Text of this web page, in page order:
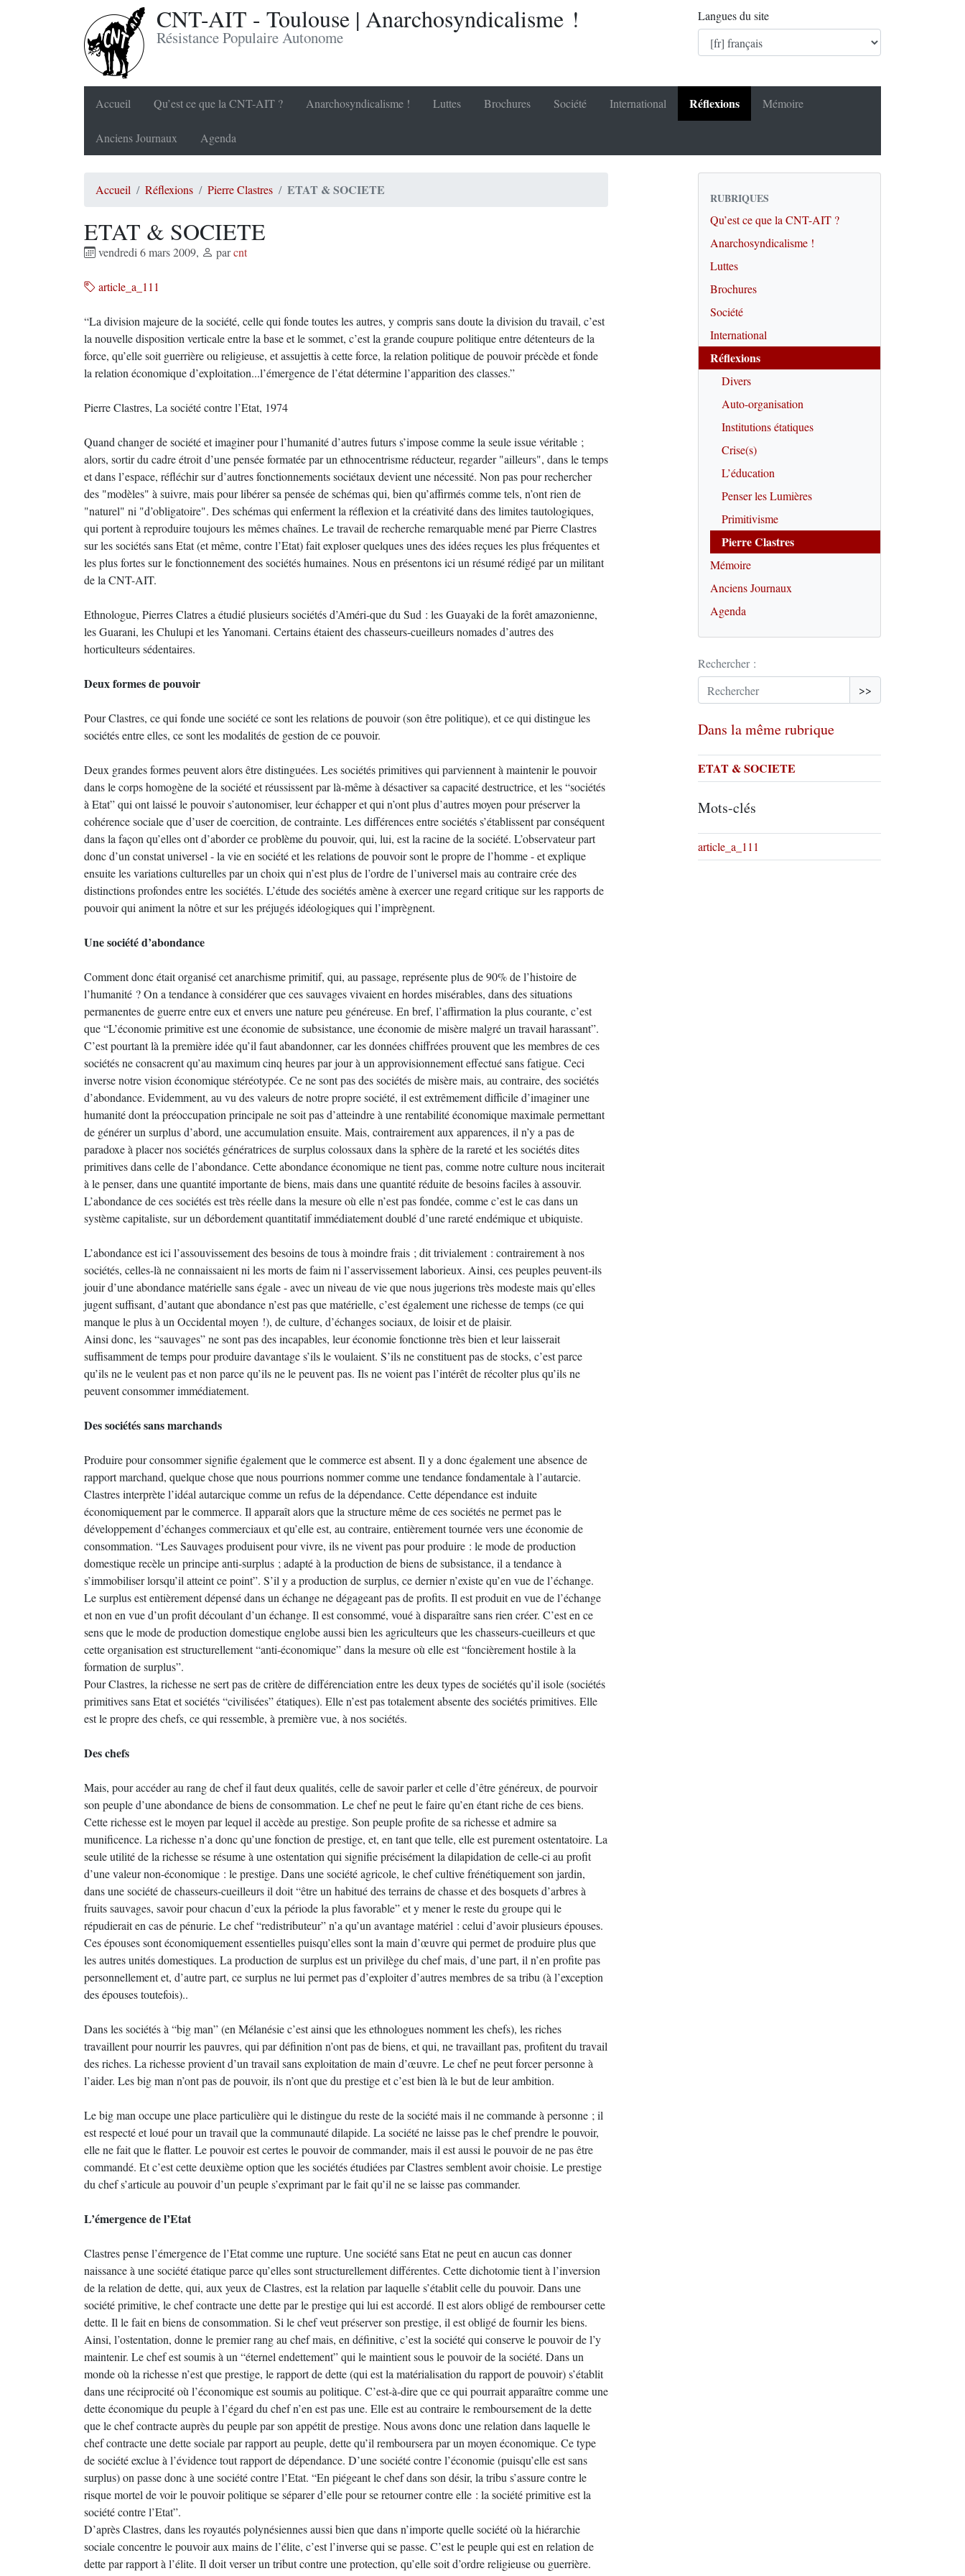
CNT-AIT - Toulouse | Anarchosyndicalisme !
Résistance Populaire Autonome
Langues du site
Accueil Qu’est ce que la CNT-AIT ? Anarchosyndicalisme ! Luttes Brochures Société International Réflexions Mémoire
Anciens Journaux Agenda
Accueil Réflexions Pierre Clastres ETAT & SOCIETE
ETAT & SOCIETE
vendredi 6 mars 2009, parcnt
article_a_111
“La division majeure de la société, celle qui fonde toutes les autres, y compris sans doute la division du travail, c’est
la nouvelle disposition verticale entre la base et le sommet, c’est la grande coupure politique entre détenteurs de la
force, qu’elle soit guerrière ou religieuse, et assujettis à cette force, la relation politique de pouvoir précède et fonde
la relation économique d’exploitation...l’émergence de l’état détermine l’apparition des classes.”
Pierre Clastres, La société contre l’Etat, 1974
Quand changer de société et imaginer pour l’humanité d’autres futurs s’impose comme la seule issue véritable ;
alors, sortir du cadre étroit d’une pensée formatée par un ethnocentrisme réducteur, regarder "ailleurs", dans le temps
et dans l’espace, réfléchir sur d’autres fonctionnements sociétaux devient une nécessité. Non pas pour rechercher
des "modèles" à suivre, mais pour libérer sa pensée de schémas qui, bien qu’affirmés comme tels, n’ont rien de
"naturel" ni "d’obligatoire". Des schémas qui enferment la réflexion et la créativité dans des limites tautologiques,
qui portent à reproduire toujours les mêmes chaînes. Le travail de recherche remarquable mené par Pierre Clastres
sur les sociétés sans Etat (et même, contre l’Etat) fait exploser quelques unes des idées reçues les plus fréquentes et
les plus fortes sur le fonctionnement des sociétés humaines. Nous en présentons ici un résumé rédigé par un militant
de la CNT-AIT.
Ethnologue, Pierres Clatres a étudié plusieurs sociétés d’Améri-que du Sud : les Guayaki de la forêt amazonienne,
les Guarani, les Chulupi et les Yanomani. Certains étaient des chasseurs-cueilleurs nomades d’autres des
horticulteurs sédentaires.
Deux formes de pouvoir
Pour Clastres, ce qui fonde une société ce sont les relations de pouvoir (son être politique), et ce qui distingue les
sociétés entre elles, ce sont les modalités de gestion de ce pouvoir.
Deux grandes formes peuvent alors être distinguées. Les sociétés primitives qui parviennent à maintenir le pouvoir
dans le corps homogène de la société et réussissent par là-même à désactiver sa capacité destructrice, et les “sociétés
à Etat” qui ont laissé le pouvoir s’autonomiser, leur échapper et qui n’ont plus d’autres moyen pour préserver la
cohérence sociale que d’user de coercition, de contrainte. Les différences entre sociétés s’établissent par conséquent
dans la façon qu’elles ont d’aborder ce problème du pouvoir, qui, lui, est la racine de la société. L’observateur part
donc d’un constat universel - la vie en société et les relations de pouvoir sont le propre de l’homme - et explique
ensuite les variations culturelles par un choix qui n’est plus de l’ordre de l’universel mais au contraire crée des
distinctions profondes entre les sociétés. L’étude des sociétés amène à exercer une regard critique sur les rapports de
pouvoir qui animent la nôtre et sur les préjugés idéologiques qui l’imprègnent.
Une société d’abondance
Comment donc était organisé cet anarchisme primitif, qui, au passage, représente plus de 90% de l’histoire de
l’humanité ? On a tendance à considérer que ces sauvages vivaient en hordes misérables, dans des situations
permanentes de guerre entre eux et envers une nature peu généreuse. En bref, l’affirmation la plus courante, c’est
que “L’économie primitive est une économie de subsistance, une économie de misère malgré un travail harassant”.
C’est pourtant là la première idée qu’il faut abandonner, car les données chiffrées prouvent que les membres de ces
sociétés ne consacrent qu’au maximum cinq heures par jour à un approvisionnement effectué sans fatigue. Ceci
inverse notre vision économique stéréotypée. Ce ne sont pas des sociétés de misère mais, au contraire, des sociétés
d’abondance. Evidemment, au vu des valeurs de notre propre société, il est extrêmement difficile d’imaginer une
humanité dont la préoccupation principale ne soit pas d’atteindre à une rentabilité économique maximale permettant
de générer un surplus d’abord, une accumulation ensuite. Mais, contrairement aux apparences, il n’y a pas de
paradoxe à placer nos sociétés génératrices de surplus colossaux dans la sphère de la rareté et les sociétés dites
primitives dans celle de l’abondance. Cette abondance économique ne tient pas, comme notre culture nous inciterait
à le penser, dans une quantité importante de biens, mais dans une quantité réduite de besoins faciles à assouvir.
L’abondance de ces sociétés est très réelle dans la mesure où elle n’est pas fondée, comme c’est le cas dans un
système capitaliste, sur un débordement quantitatif immédiatement doublé d’une rareté endémique et ubiquiste.
L’abondance est ici l’assouvissement des besoins de tous à moindre frais ; dit trivialement : contrairement à nos
sociétés, celles-là ne connaissaient ni les morts de faim ni l’asservissement laborieux. Ainsi, ces peuples peuvent-ils
jouir d’une abondance matérielle sans égale - avec un niveau de vie que nous jugerions très modeste mais qu’elles
jugent suffisant, d’autant que abondance n’est pas que matérielle, c’est également une richesse de temps (ce qui
manque le plus à un Occidental moyen !), de culture, d’échanges sociaux, de loisir et de plaisir.
Ainsi donc, les “sauvages” ne sont pas des incapables, leur économie fonctionne très bien et leur laisserait
suffisamment de temps pour produire davantage s’ils le voulaient. S’ils ne constituent pas de stocks, c’est parce
qu’ils ne le veulent pas et non parce qu’ils ne le peuvent pas. Ils ne voient pas l’intérêt de récolter plus qu’ils ne
peuvent consommer immédiatement.
Des sociétés sans marchands
Produire pour consommer signifie également que le commerce est absent. Il y a donc également une absence de
rapport marchand, quelque chose que nous pourrions nommer comme une tendance fondamentale à l’autarcie.
Clastres interprète l’idéal autarcique comme un refus de la dépendance. Cette dépendance est induite
économiquement par le commerce. Il apparaît alors que la structure même de ces sociétés ne permet pas le
développement d’échanges commerciaux et qu’elle est, au contraire, entièrement tournée vers une économie de
consommation. “Les Sauvages produisent pour vivre, ils ne vivent pas pour produire : le mode de production
domestique recèle un principe anti-surplus ; adapté à la production de biens de subsistance, il a tendance à
s’immobiliser lorsqu’il atteint ce point”. S’il y a production de surplus, ce dernier n’existe qu’en vue de l’échange.
Le surplus est entièrement dépensé dans un échange ne dégageant pas de profits. Il est produit en vue de l’échange
et non en vue d’un profit découlant d’un échange. Il est consommé, voué à disparaître sans rien créer. C’est en ce
sens que le mode de production domestique englobe aussi bien les agriculteurs que les chasseurs-cueilleurs et que
cette organisation est structurellement “anti-économique” dans la mesure où elle est “foncièrement hostile à la
formation de surplus”.
Pour Clastres, la richesse ne sert pas de critère de différenciation entre les deux types de sociétés qu’il isole (sociétés
primitives sans Etat et sociétés “civilisées” étatiques). Elle n’est pas totalement absente des sociétés primitives. Elle
est le propre des chefs, ce qui ressemble, à première vue, à nos sociétés.
Des chefs
Mais, pour accéder au rang de chef il faut deux qualités, celle de savoir parler et celle d’être généreux, de pourvoir
son peuple d’une abondance de biens de consommation. Le chef ne peut le faire qu’en étant riche de ces biens.
Cette richesse est le moyen par lequel il accède au prestige. Son peuple profite de sa richesse et admire sa
munificence. La richesse n’a donc qu’une fonction de prestige, et, en tant que telle, elle est purement ostentatoire. La
seule utilité de la richesse se résume à une ostentation qui signifie précisément la dilapidation de celle-ci au profit
d’une valeur non-économique : le prestige. Dans une société agricole, le chef cultive frénétiquement son jardin,
dans une société de chasseurs-cueilleurs il doit “être un habitué des terrains de chasse et des bosquets d’arbres à
fruits sauvages, savoir pour chacun d’eux la période la plus favorable” et y mener le reste du groupe qui le
répudierait en cas de pénurie. Le chef “redistributeur” n’a qu’un avantage matériel : celui d’avoir plusieurs épouses.
Ces épouses sont économiquement essentielles puisqu’elles sont la main d’œuvre qui permet de produire plus que
les autres unités domestiques. La production de surplus est un privilège du chef mais, d’une part, il n’en profite pas
personnellement et, d’autre part, ce surplus ne lui permet pas d’exploiter d’autres membres de sa tribu (à l’exception
des épouses toutefois)..
Dans les sociétés à “big man” (en Mélanésie c’est ainsi que les ethnologues nomment les chefs), les riches
travaillent pour nourrir les pauvres, qui par définition n’ont pas de biens, et qui, ne travaillant pas, profitent du travail
des riches. La richesse provient d’un travail sans exploitation de main d’œuvre. Le chef ne peut forcer personne à
l’aider. Les big man n’ont pas de pouvoir, ils n’ont que du prestige et c’est bien là le but de leur ambition.
Le big man occupe une place particulière qui le distingue du reste de la société mais il ne commande à personne ; il
est respecté et loué pour un travail que la communauté dilapide. La société ne laisse pas le chef prendre le pouvoir,
elle ne fait que le flatter. Le pouvoir est certes le pouvoir de commander, mais il est aussi le pouvoir de ne pas être
commandé. Et c’est cette deuxième option que les sociétés étudiées par Clastres semblent avoir choisie. Le prestige
du chef s’articule au pouvoir d’un peuple s’exprimant par le fait qu’il ne se laisse pas commander.
L’émergence de l’Etat
Clastres pense l’émergence de l’Etat comme une rupture. Une société sans Etat ne peut en aucun cas donner
naissance à une société étatique parce qu’elles sont structurellement différentes. Cette dichotomie tient à l’inversion
de la relation de dette, qui, aux yeux de Clastres, est la relation par laquelle s’établit celle du pouvoir. Dans une
société primitive, le chef contracte une dette par le prestige qui lui est accordé. Il est alors obligé de rembourser cette
dette. Il le fait en biens de consommation. Si le chef veut préserver son prestige, il est obligé de fournir les biens.
Ainsi, l’ostentation, donne le premier rang au chef mais, en définitive, c’est la société qui conserve le pouvoir de l’y
maintenir. Le chef est soumis à un “éternel endettement” qui le maintient sous le pouvoir de la société. Dans un
monde où la richesse n’est que prestige, le rapport de dette (qui est la matérialisation du rapport de pouvoir) s’établit
dans une réciprocité où l’économique est soumis au politique. C’est-à-dire que ce qui pourrait apparaître comme une
dette économique du peuple à l’égard du chef n’en est pas une. Elle est au contraire le remboursement de la dette
que le chef contracte auprès du peuple par son appétit de prestige. Nous avons donc une relation dans laquelle le
chef contracte une dette sociale par rapport au peuple, dette qu’il remboursera par un moyen économique. Ce type
de société exclue à l’évidence tout rapport de dépendance. D’une société contre l’économie (puisqu’elle est sans
surplus) on passe donc à une société contre l’Etat. “En piégeant le chef dans son désir, la tribu s’assure contre le
risque mortel de voir le pouvoir politique se séparer d’elle pour se retourner contre elle : la société primitive est la
société contre l’Etat”.
D’après Clastres, dans les royautés polynésiennes aussi bien que dans n’importe quelle société où la hiérarchie
sociale concentre le pouvoir aux mains de l’élite, c’est l’inverse qui se passe. C’est le peuple qui est en relation de
dette par rapport à l’élite. Il doit verser un tribut contre une protection, qu’elle soit d’ordre religieuse ou guerrière.
RUBRIQUES
Qu’est ce que la CNT-AIT ?
Anarchosyndicalisme !
Luttes
Brochures
Société
International
Réflexions
Divers
Auto-organisation
Institutions étatiques
Crise(s)
L’éducation
Penser les Lumières
Primitivisme
Pierre Clastres
Mémoire
Anciens Journaux
Agenda
Rechercher :
>>
Dans la même rubrique
ETAT & SOCIETE
Mots-clés
article_a_111